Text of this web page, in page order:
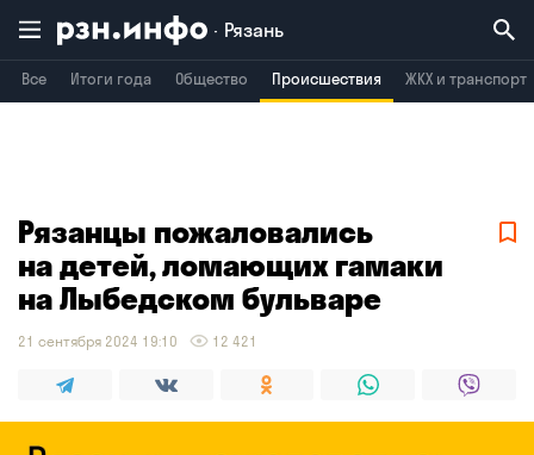
Рязань
Все Итоги года Общество Происшествия ЖКХ и транспорт
Воронеж Брянск
Рязанцы пожаловались
на детей, ломающих гамаки
на Лыбедском бульваре
21 сентября 2024 19:10 12 421